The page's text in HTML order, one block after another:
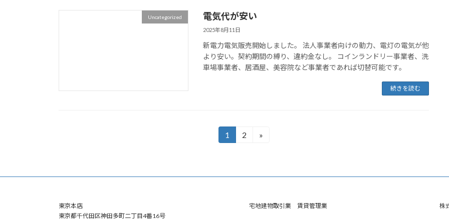
Uncategorized 電気代が安い
2025年8月11日
新電力電気販売開始しました。 法人事業者向けの動力、電灯の電気が他
より安い。契約期間の縛り、違約金なし。 コインランドリー事業者、洗
車場事業者、居酒屋、美容院など事業者であれば切替可能です。
続きを読む
の
ー
固
1
固
2 »
東京本店
東京都千代田区神田多町二丁目4番16号
宅地建物取引業 賃貸管理業 株